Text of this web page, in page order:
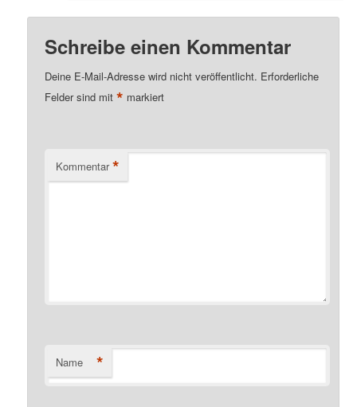
Schreibe einen Kommentar
Deine E-Mail-Adresse wird nicht veröffentlicht. Erforderliche
Felder sind mit* markiert
Kommentar *
Name *